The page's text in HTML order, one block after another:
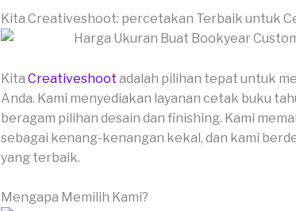
Kita Creativeshoot: percetakan Terbaik untuk
Kita Creativeshoot adalah pilihan tepat untuk
Anda. Kami menyediakan layanan cetak buku
beragam pilihan desain dan finishing. Kami
sebagai kenang-kenangan kekal, dan kami
yang terbaik.
Mengapa Memilih Kami?